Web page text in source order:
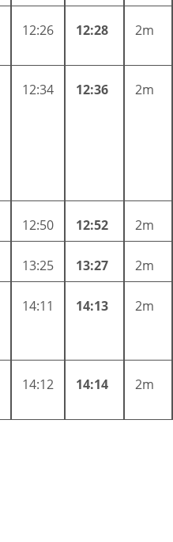
12:26 12:28 2m
12:34 12:36 2m
12:50 12:52 2m
13:25 13:27 2m
14:11 14:13 2m
14:12 14:14 2m